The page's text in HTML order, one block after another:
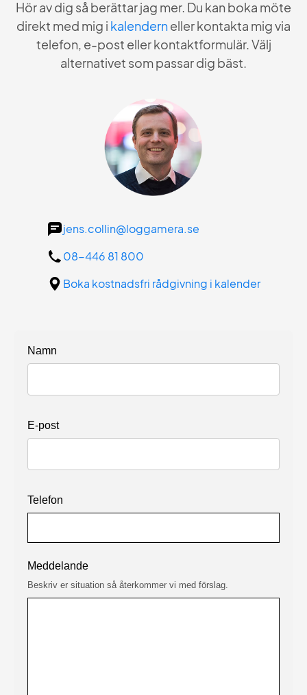
Hör av dig så berättar jag mer. Du kan boka möte
direkt med mig i kalenderneller kontakta mig via
telefon, e-post eller kontaktformulär. Välj
alternativet som passar dig bäst.
jens.collin@loggamera.se
08-446 81 800
Boka kostnadsfri rådgivning i kalender
Namn
E-post
Telefon
Meddelande
Beskriv er situation så återkommer vi med förslag.